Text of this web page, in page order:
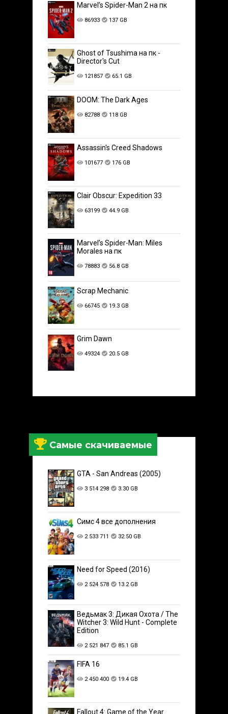
Marvel’s Spider-Man 2 на пк
86933 137 GB
Ghost of Tsushima на пк -
Director's Cut
121857 65.1 GB
DOOM: The Dark Ages
82788 118 GB
Assassin's Creed Shadows
101677 176 GB
Clair Obscur: Expedition 33
63199 44.9 GB
Marvel’s Spider-Man: Miles
Morales на пк
78883 56.8 GB
Scrap Mechanic
66745 19.3 GB
Grim Dawn
49324 20.5 GB
Самые скачиваемые
GTA - San Andreas (2005)
3 514 298 3.30 GB
Симс 4 все дополнения
2 533 711 32.50 GB
Need for Speed (2016)
2 524 578 13.2 GB
Ведьмак 3: Дикая Охота / The
Witcher 3: Wild Hunt - Complete
Edition
2 521 847 85.1 GB
FIFA 16
2 450 400 19.4 GB
Fallout 4: Game of the Year